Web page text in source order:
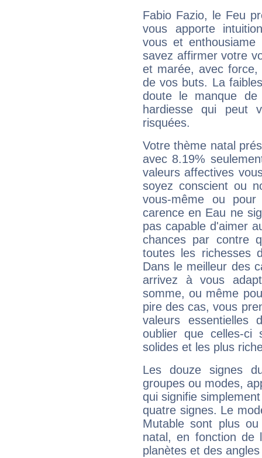
Fabio Fazio, le Feu
vous apporte
vous et
savez affirmer votre
et marée, avec
de vos buts. La
doute le manque
hardiesse qui peut
risquées.
Votre thème natal
avec 8.19%
valeurs affectives
soyez conscient ou
vous-même ou
carence en Eau ne
pas capable d'aimer
chances par contre
toutes les richesses
Dans le meilleur des
arrivez à vous
somme, ou même
pire des cas, vous
valeurs
oublier que celles-
solides et les plus
Les douze signes
groupes ou modes,
qui signifie
quatre signes. Le
Mutable sont plus
natal, en fonction de
planètes et des